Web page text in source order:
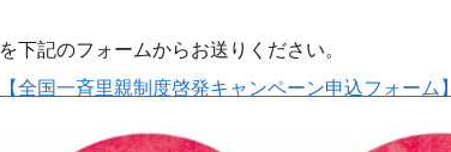
を下記のフォームからお送りください。
【全国一斉里親制度啓発キャンペーン申込フォーム】